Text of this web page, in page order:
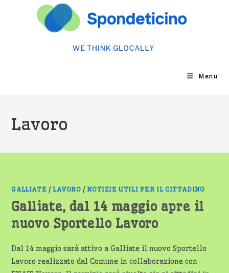
Menu
Lavoro
GALLIATE /LAVORO /NOTIZIE UTILI PER IL CITTADINO
Galliate, dal 14 maggio apre il
nuovo Sportello Lavoro
Dal 14 maggio sarà attivo a Galliate il nuovo Sportello
Lavoro realizzato dal Comune in collaborazione con